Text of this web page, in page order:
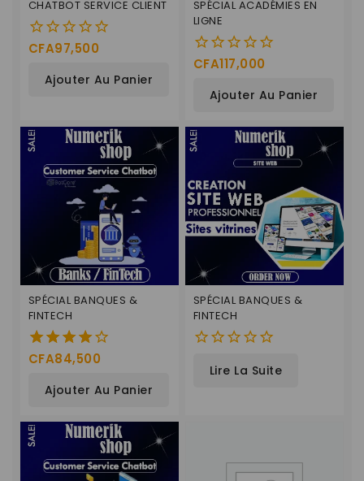
CHATBOT SERVICE CLIENT
0
CFA97,500
Ajouter Au Panier
SPÉCIAL ACADÉMIES EN
LIGNE
0
CFA117,000
Ajouter Au Panier
SPÉCIAL BANQUES &
FINTECH
4.00
CFA84,500
Ajouter Au Panier
SPÉCIAL BANQUES &
FINTECH
Lire La Suite